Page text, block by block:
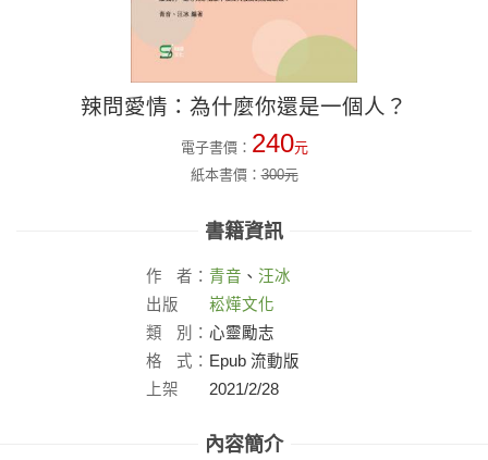
辣問愛情：為什麼你還是一個人？
電子書價： 240元
紙本書價：300元
書籍資訊
作 者： 青音 、 汪冰
出版
社：
崧燁文化
類
別： 心靈勵志
格
式： Epub 流動版
上架
2021/2/28
內容簡介